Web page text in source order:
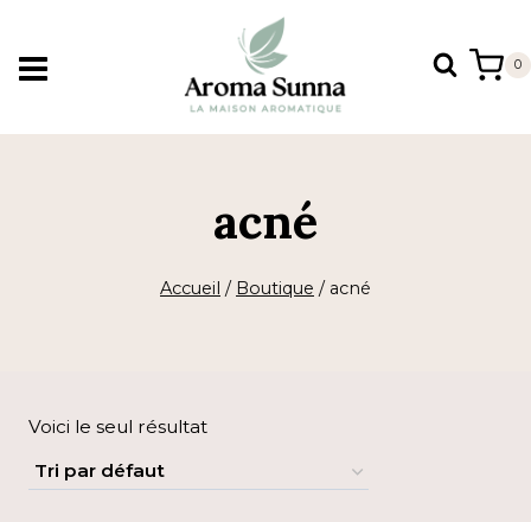
contenu
0
acné
Accueil / Boutique / acné
Voici le seul résultat